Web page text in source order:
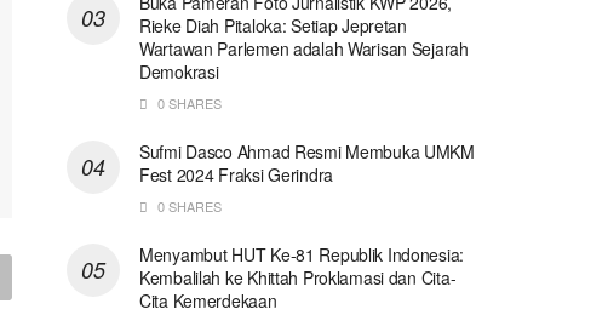
Rieke Diah Pitaloka: Setiap Jepretan
Wartawan Parlemen adalah Warisan Sejarah
Demokrasi
0 SHARES
Sufmi Dasco Ahmad Resmi Membuka UMKM
Fest 2024 Fraksi Gerindra
0 SHARES
Menyambut HUT Ke-81 Republik Indonesia:
Kembalilah ke Khittah Proklamasi dan Cita-
Cita Kemerdekaan